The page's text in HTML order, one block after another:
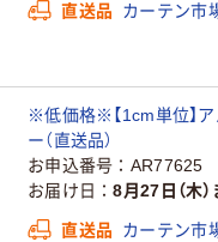
直送品 カーテン市
※低価格※【1cm単位】
ー（直送品）
お申込番号
AR77625
お届け日
8月27日（木）
直送品 カーテン市